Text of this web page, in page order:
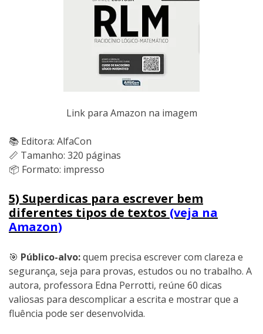
Link para Amazon na imagem
📚 Editora: AlfaCon
📏 Tamanho: 320 páginas
📦 Formato: impresso
5) Superdicas para escrever bem
diferentes tipos de textos (veja na
Amazon)
🎯 Público-alvo:quem precisa escrever com clareza e
segurança, seja para provas, estudos ou no trabalho. A
autora, professora Edna Perrotti, reúne 60 dicas
valiosas para descomplicar a escrita e mostrar que a
fluência pode ser desenvolvida.